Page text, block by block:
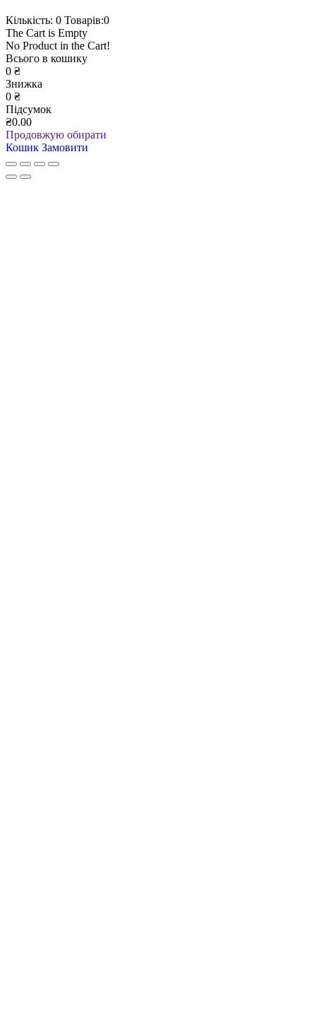
Кількість: 0 Товарів:0
The Cart is Empty
No Product in the Cart!
Всього в кошику
0 ₴
Знижка
0 ₴
Підсумок
₴0.00
Продовжую обирати
Кошик Замовити